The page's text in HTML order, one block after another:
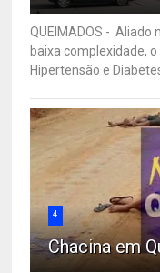
QUEIMADOS -
baixa complexidade,
Hipertensão e
4
Chacina em